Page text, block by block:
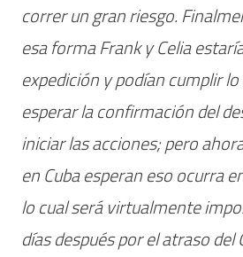
correr un gran riesgo.
esa forma Frank y Celia
expedición y podían cumplir
esperar la confirmación del
iniciar las acciones; pero
en Cuba esperan eso ocurra
lo cual será virtualmente
días después por el atraso del